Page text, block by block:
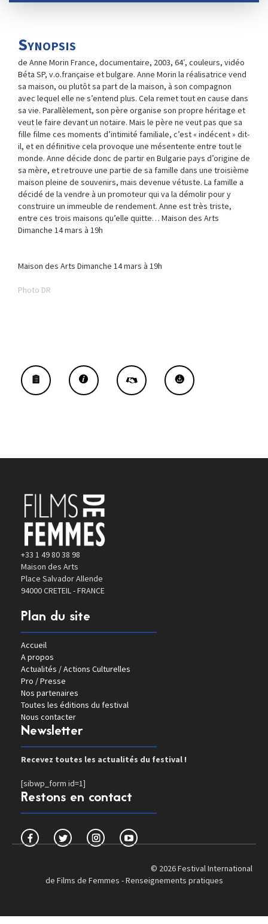
Synopsis
de Anne Morin France, documentaire, 2003, 64′, couleurs, vidéo
Béta SP, v.o.française et bulgare. Anne Morin la réalisatrice vend
sa maison, ou plutôt sa part de la maison, à son compagnon
avec lequel elle ne s’entend plus. Cela remet tout en cause dans
sa vie. Parallèlement, son père organise son propre héritage et
veut le faire devant un notaire. Mais le père ne veut pas que sa
fille filme ces moments d’intimité familiale, c’est « indécent » dit-
il, et en définitive cela provoque une mésentente entre tout le
monde. Anne décide donc de partir en Bulgarie pays d’origine de
sa mère, et retrouve une partie de sa famille dans une troisième
maison pleine de souvenirs, mais devenue vétuste. La famille a
décidé de la vendre à un promoteur qui va la démolir pour y
construire un immeuble de rendement. Anne est très triste,
entre ces trois maisons qu’elle quitte… Maison des Arts
Dimanche 14 mars à 19h
Maison des Arts Dimanche 14 mars à 19h
Photo DR
+33 1 49 80 38 98
Maison des Arts
Place Salvador Allende
94000 CRETEIL - FRANCE
Plan du site
Accueil
A propos
Actualités / Actions Culturelles
Pro / Presse
Nos partenaires
Toutes les éditions du festival
Nous contacter
Newsletter
Recevez toutes les actualités du festival !
[sibwp_form id=1]
Restons en contact
© 2026 Festival International
de Films de Femmes -Renseignements pratiques